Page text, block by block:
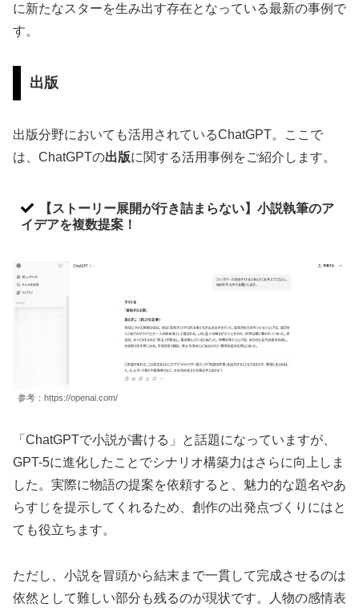
に新たなスターを生み出す存在となっている最新の事例で
す。
出版
出版分野においても活用されているChatGPT。ここで
は、ChatGPTの出版に関する活用事例をご紹介します。
【ストーリー展開が行き詰まらない】小説執筆のア
イデアを複数提案！
参考：https://openai.com/
「ChatGPTで小説が書ける」と話題になっていますが、
GPT-5に進化したことでシナリオ構築力はさらに向上しま
した。実際に物語の提案を依頼すると、魅力的な題名やあ
らすじを提示してくれるため、創作の出発点づくりにはと
ても役立ちます。
ただし、小説を冒頭から結末まで一貫して完成させるのは
依然として難しい部分も残るのが現状です。人物の感情表